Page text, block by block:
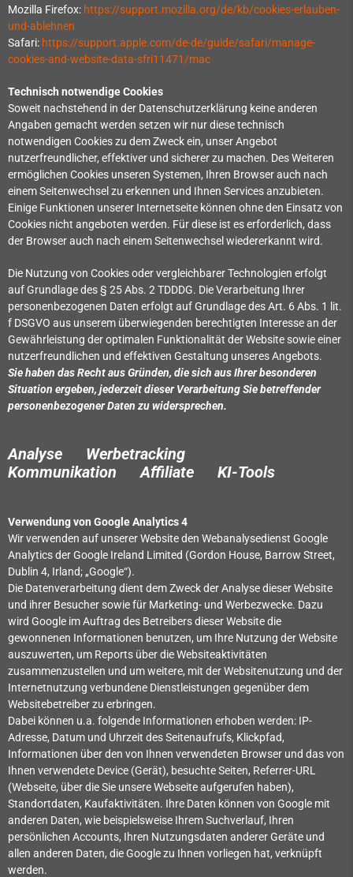
Mozilla Firefox: https://support.mozilla.org/de/kb/cookies-erlauben-
und-ablehnen
Safari: https://support.apple.com/de-de/guide/safari/manage-
cookies-and-website-data-sfri11471/mac
Technisch notwendige Cookies
Soweit nachstehend in der Datenschutzerklärung keine anderen
Angaben gemacht werden setzen wir nur diese technisch
notwendigen Cookies zu dem Zweck ein, unser Angebot
nutzerfreundlicher, effektiver und sicherer zu machen. Des Weiteren
ermöglichen Cookies unseren Systemen, Ihren Browser auch nach
einem Seitenwechsel zu erkennen und Ihnen Services anzubieten.
Einige Funktionen unserer Internetseite können ohne den Einsatz von
Cookies nicht angeboten werden. Für diese ist es erforderlich, dass
der Browser auch nach einem Seitenwechsel wiedererkannt wird.
Die Nutzung von Cookies oder vergleichbarer Technologien erfolgt
auf Grundlage des § 25 Abs. 2 TDDDG. Die Verarbeitung Ihrer
personenbezogenen Daten erfolgt auf Grundlage des Art. 6 Abs. 1 lit.
f DSGVO aus unserem überwiegenden berechtigten Interesse an der
Gewährleistung der optimalen Funktionalität der Website sowie einer
nutzerfreundlichen und effektiven Gestaltung unseres Angebots.
Sie haben das Recht aus Gründen, die sich aus Ihrer besonderen
Situation ergeben, jederzeit dieser Verarbeitung Sie betreffender
personenbezogener Daten zu widersprechen.
Analyse Werbetracking
Kommunikation Affiliate KI-Tools
Verwendung von Google Analytics 4
Wir verwenden auf unserer Website den Webanalysedienst Google
Analytics der Google Ireland Limited (Gordon House, Barrow Street,
Dublin 4, Irland; „Google“).
Die Datenverarbeitung dient dem Zweck der Analyse dieser Website
und ihrer Besucher sowie für Marketing- und Werbezwecke. Dazu
wird Google im Auftrag des Betreibers dieser Website die
gewonnenen Informationen benutzen, um Ihre Nutzung der Website
auszuwerten, um Reports über die Websiteaktivitäten
zusammenzustellen und um weitere, mit der Websitenutzung und der
Internetnutzung verbundene Dienstleistungen gegenüber dem
Websitebetreiber zu erbringen.
Dabei können u.a. folgende Informationen erhoben werden: IP-
Adresse, Datum und Uhrzeit des Seitenaufrufs, Klickpfad,
Informationen über den von Ihnen verwendeten Browser und das von
Ihnen verwendete Device (Gerät), besuchte Seiten, Referrer-URL
(Webseite, über die Sie unsere Webseite aufgerufen haben),
Standortdaten, Kaufaktivitäten. Ihre Daten können von Google mit
anderen Daten, wie beispielsweise Ihrem Suchverlauf, Ihren
persönlichen Accounts, Ihren Nutzungsdaten anderer Geräte und
allen anderen Daten, die Google zu Ihnen vorliegen hat, verknüpft
werden.